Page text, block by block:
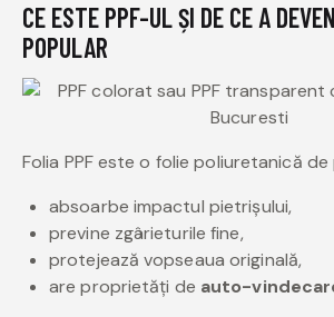
CE ESTE PPF-UL ȘI DE CE A
POPULAR
Folia PPF este o folie poliuretanică
absoarbe impactul pietrișului,
previne zgârieturile fine,
protejează vopseaua originală,
are proprietăți de auto-